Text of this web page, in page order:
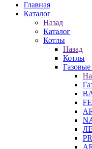
Главная
Каталог
Назад
Каталог
Котлы
Назад
Котлы